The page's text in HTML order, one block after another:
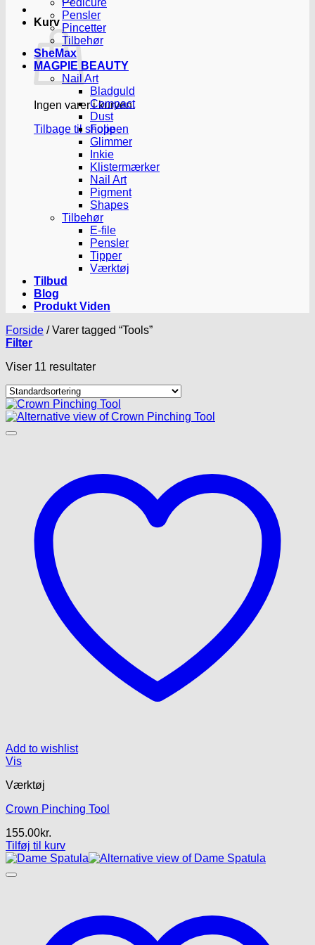
Kurv
Ingen varer i kurven.
Tilbage til shoppen
Pedicure
Pensler
Pincetter
Tilbehør
SheMax
MAGPIE BEAUTY
Nail Art
Bladguld
Compact
Dust
Folie
Glimmer
Inkie
Klistermærker
Nail Art
Pigment
Shapes
Tilbehør
E-file
Pensler
Tipper
Værktøj
Tilbud
Blog
Produkt Viden
Forside /Varer tagged “Tools”
Filter
Viser 11 resultater
Add to wishlist
Vis
Værktøj
Crown Pinching Tool
155.00kr.
Tilføj til kurv